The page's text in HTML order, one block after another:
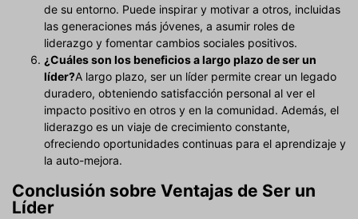
de su entorno. Puede inspirar y motivar a otros, incluidas
las generaciones más jóvenes, a asumir roles de
liderazgo y fomentar cambios sociales positivos.
¿Cuáles son los beneficios a largo plazo de ser un
líder?A largo plazo, ser un líder permite crear un legado
duradero, obteniendo satisfacción personal al ver el
impacto positivo en otros y en la comunidad. Además, el
liderazgo es un viaje de crecimiento constante,
ofreciendo oportunidades continuas para el aprendizaje y
la auto-mejora.
Conclusión sobre Ventajas de Ser un
Líder